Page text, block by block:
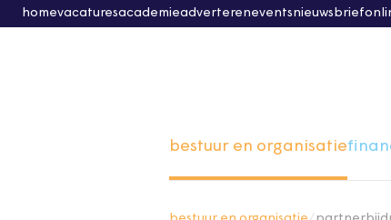
homevacaturesacademieadvertereneventsnieuwsbrief
bestuur en organisatie